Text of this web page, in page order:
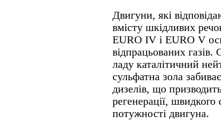
Двигуни, які
вмісту шкідливих
EURO IV і EURO V
відпрацьованих
ладу каталітичний
сульфатна зола
дизелів, що
регенерації, швидкого
потужності двигуна.